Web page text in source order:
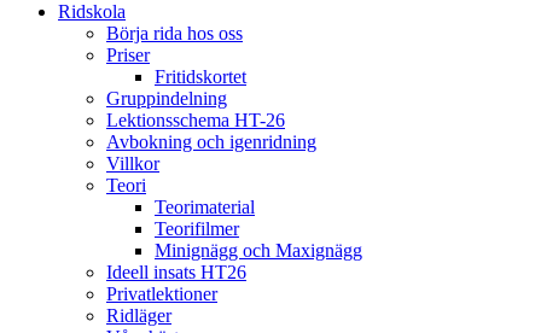
Ridskola
Börja rida hos oss
Priser
Fritidskortet
Gruppindelning
Lektionsschema HT-26
Avbokning och igenridning
Villkor
Teori
Teorimaterial
Teorifilmer
Minignägg och Maxignägg
Ideell insats HT26
Privatlektioner
Ridläger